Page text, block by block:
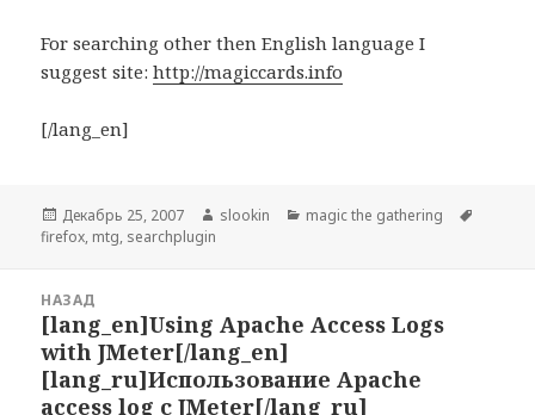
For searching other then English language I
suggest site:http://magiccards.info
[/lang_en]
Опубликовано
Декабрь 25, 2007 Автор
slookin Рубрики
magic the gathering
firefox, mtg, searchplugin
записям
НАЗАД
Предыдущая
запись:
[lang_en]Using Apache Access Logs
with JMeter[/lang_en]
[lang_ru]Использование Apache
access log с JMeter[/lang_ru]